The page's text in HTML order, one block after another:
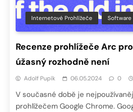
Internetové Prohlížeče Software
Recenze prohlížeče Arc
úžasný rozhodně není
Adolf Pupík 06.05.2024 0
V současné době je
prohlížečem Google Chrome.